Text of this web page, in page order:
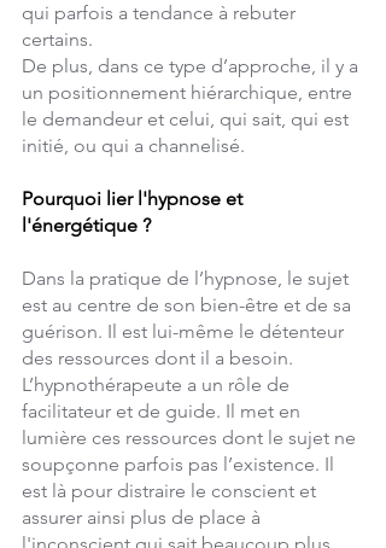
qui parfois a tendance à rebuter
certains.
De plus, dans ce type d’approche, il y a
un positionnement hiérarchique, entre
le demandeur et celui, qui sait, qui est
initié, ou qui a channelisé.
Pourquoi lier l'hypnose et
l'énergétique ?
Dans la pratique de l’hypnose, le sujet
est au centre de son bien-être et de sa
guérison. Il est lui-même le détenteur
des ressources dont il a besoin.
L’hypnothérapeute a un rôle de
facilitateur et de guide. Il met en
lumière ces ressources dont le sujet ne
soupçonne parfois pas l’existence. Il
est là pour distraire le conscient et
assurer ainsi plus de place à